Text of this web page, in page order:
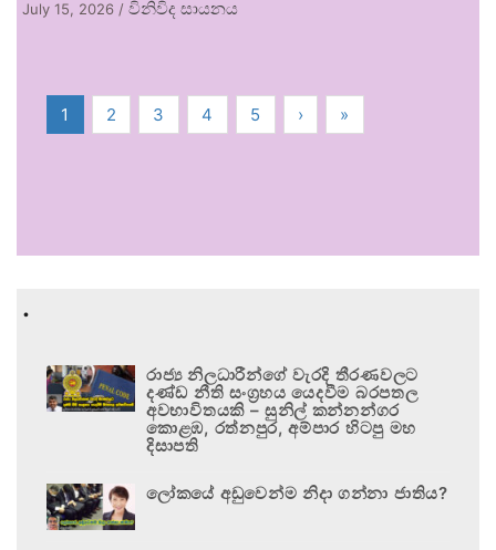
July 15, 2026 / විනිවිද සායනය
1 2 3 4 5 › »
.
රාජ්‍ය නිලධාරීන්ගේ වැරදි තීරණවලට
දණ්ඩ නීති සංග්‍රහය යෙදවීම බරපතල
අවභාවිතයකි – සුනිල් කන්නන්ගර
කොළඹ, රත්නපුර, අම්පාර හිටපු මහ
දිසාපති
ලෝකයේ අඩුවෙන්ම නිදා ගන්නා ජාතිය?